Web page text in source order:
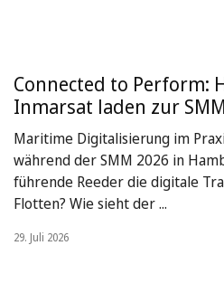
Connected to Perform:
Inmarsat laden zur
Maritime Digitalisierung im
während der SMM 2026 in
führende Reeder die digitale
Flotten? Wie sieht der ...
29. Juli 2026